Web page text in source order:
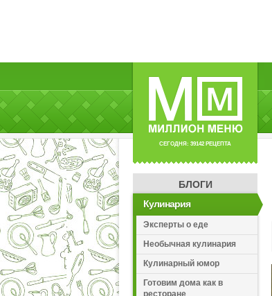
СЕГОДНЯ: 39142 РЕЦЕПТА
БЛОГИ
Кулинария
Эксперты о еде
Необычная кулинария
Кулинарный юмор
Готовим дома как в
ресторане